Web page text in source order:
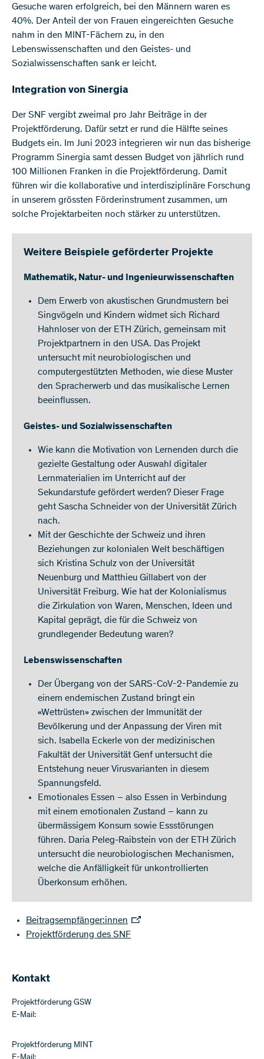
Gesuche waren erfolgreich, bei den Männern waren es
40%. Der Anteil der von Frauen eingereichten Gesuche
nahm in den MINT-Fächern zu, in den
Lebenswissenschaften und den Geistes- und
Sozialwissenschaften sank er leicht.
Integration von Sinergia
Der SNF vergibt zweimal pro Jahr Beiträge in der
Projektförderung. Dafür setzt er rund die Hälfte seines
Budgets ein. Im Juni 2023 integrieren wir nun das bisherige
Programm Sinergia samt dessen Budget von jährlich rund
100 Millionen Franken in die Projektförderung. Damit
führen wir die kollaborative und interdisziplinäre Forschung
in unserem grössten Förderinstrument zusammen, um
solche Projektarbeiten noch stärker zu unterstützen.
Weitere Beispiele geförderter Projekte
Mathematik, Natur- und Ingenieurwissenschaften
Dem Erwerb von akustischen Grundmustern bei
Singvögeln und Kindern widmet sich Richard
Hahnloser von der ETH Zürich, gemeinsam mit
Projektpartnern in den USA. Das Projekt
untersucht mit neurobiologischen und
computergestützten Methoden, wie diese Muster
den Spracherwerb und das musikalische Lernen
beeinflussen.
Geistes- und Sozialwissenschaften
Wie kann die Motivation von Lernenden durch die
gezielte Gestaltung oder Auswahl digitaler
Lernmaterialien im Unterricht auf der
Sekundarstufe gefördert werden? Dieser Frage
geht Sascha Schneider von der Universität Zürich
nach.
Mit der Geschichte der Schweiz und ihren
Beziehungen zur kolonialen Welt beschäftigen
sich Kristina Schulz von der Universität
Neuenburg und Matthieu Gillabert von der
Universität Freiburg. Wie hat der Kolonialismus
die Zirkulation von Waren, Menschen, Ideen und
Kapital geprägt, die für die Schweiz von
grundlegender Bedeutung waren?
Lebenswissenschaften
Der Übergang von der SARS-CoV-2-Pandemie zu
einem endemischen Zustand bringt ein
«Wettrüsten» zwischen der Immunität der
Bevölkerung und der Anpassung der Viren mit
sich. Isabella Eckerle von der medizinischen
Fakultät der Universität Genf untersucht die
Entstehung neuer Virusvarianten in diesem
Spannungsfeld.
Emotionales Essen – also Essen in Verbindung
mit einem emotionalen Zustand – kann zu
übermässigem Konsum sowie Essstörungen
führen. Daria Peleg-Raibstein von der ETH Zürich
untersucht die neurobiologischen Mechanismen,
welche die Anfälligkeit für unkontrollierten
Überkonsum erhöhen.
Beitragsempfänger:innen
Projektförderung des SNF
Kontakt
Projektförderung GSW
E-Mail:
Projektförderung MINT